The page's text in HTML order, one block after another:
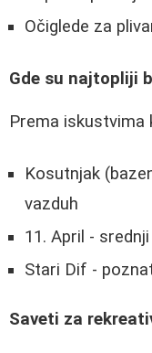
Očiglede za
Gde su najtopliji
Prema iskustvima
Kosutnjak
vazduh
11. April -
Stari Dif -
Saveti za